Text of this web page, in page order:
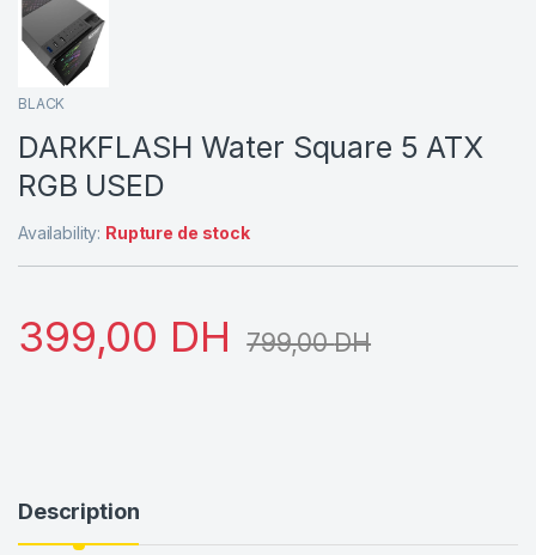
BLACK
DARKFLASH Water Square 5 ATX
RGB USED
Availability: Rupture de stock
399,00 DH 799,00DH
Description